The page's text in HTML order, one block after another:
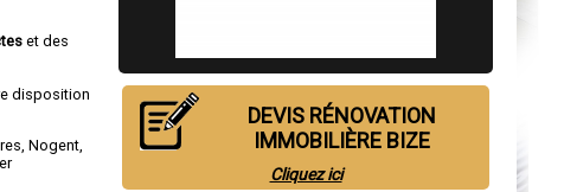
et des
disposition
,Nogent
DEVIS RÉNOVATION
IMMOBILIÈRE BIZE
Cliquez ici